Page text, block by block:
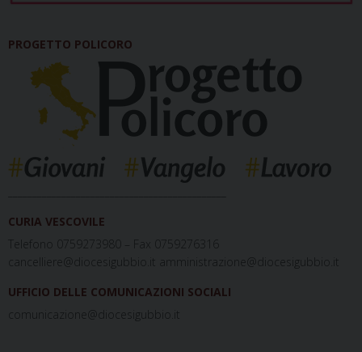
PROGETTO POLICORO
CURIA VESCOVILE
Telefono 0759273980 – Fax 0759276316
cancelliere@diocesigubbio.it amministrazione@diocesigubbio.it
UFFICIO DELLE COMUNICAZIONI SOCIALI
comunicazione@diocesigubbio.it